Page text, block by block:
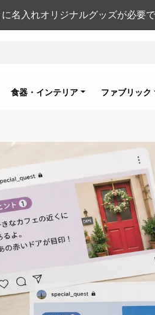
名入れオリジナルグッズが必要
食器・インテリア ファブリック